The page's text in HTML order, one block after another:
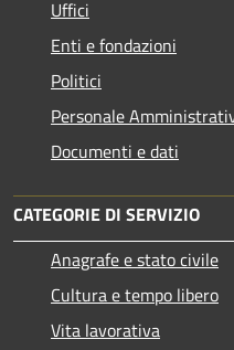
Uffici
Enti e fondazioni
Politici
Personale
Documenti e dati
CATEGORIE DI SERVIZIO
Anagrafe e stato civile
Cultura e tempo libero
Vita lavorativa